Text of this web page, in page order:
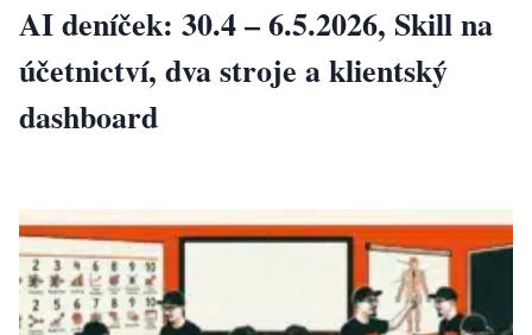
AI deníček: 30.4 – 6.5.2026, Skill na
účetnictví, dva stroje a klientský
dashboard